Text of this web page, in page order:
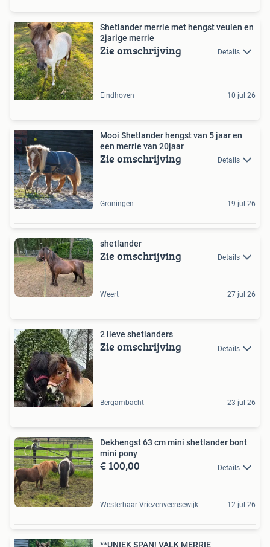
Shetlander merrie met hengst veulen en
2jarige merrie
Zie omschrijving Details
Eindhoven 10 jul 26
Mooi Shetlander hengst van 5 jaar en
een merrie van 20jaar
Zie omschrijving Details
Groningen 19 jul 26
shetlander
Zie omschrijving Details
Weert 27 jul 26
2 lieve shetlanders
Zie omschrijving Details
Bergambacht 23 jul 26
Dekhengst 63 cm mini shetlander bont
mini pony
€ 100,00 Details
Westerhaar-Vriezenveensewijk 12 jul 26
**UNIEK SPAN! VALK MERRIE